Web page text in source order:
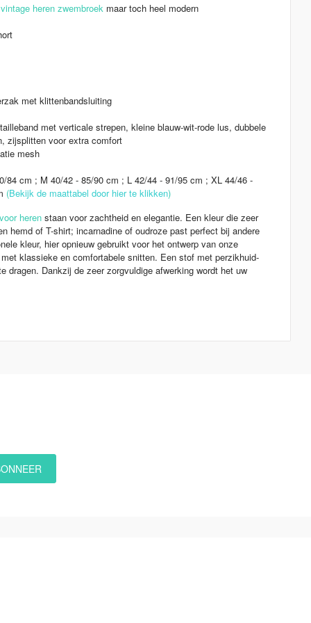
vintage heren zwembroek maar toch heel modern
met klittenbandsluiting
met verticale strepen, kleine blauw-wit-rode lus, dubbele
zijsplitten voor extra comfort
mesh
84 cm ; M 40/42 - 85/90 cm ; L 42/44 - 91/95 cm ; XL 44/46 -
(Bekijk de maattabel door hier te klikken)
heren staan voor zachtheid en elegantie. Een kleur die zeer
hemd of T-shirt; incarnadine of oudroze past perfect bij andere
kleur, hier opnieuw gebruikt voor het ontwerp van onze
klassieke en comfortabele snitten. Een stof met perzikhuid-
dragen. Dankzij de zeer zorgvuldige afwerking wordt het uw